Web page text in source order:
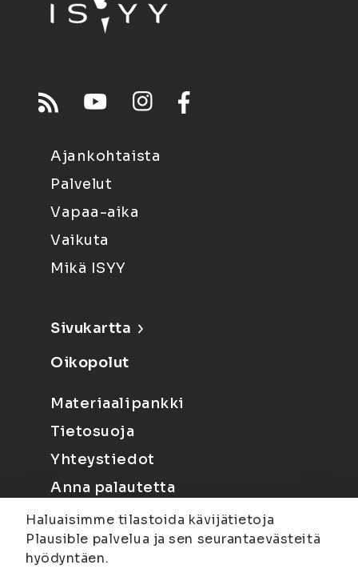
Ajankohtaista
Palvelut
Vapaa-aika
Vaikuta
Mikä ISYY
Sivukartta
Oikopolut
Materiaalipankki
Tietosuoja
Yhteystiedot
Anna palautetta
Haluaisimme tilastoida kävijätietoja
Plausible palvelua ja sen seurantaevästeitä
hyödyntäen.